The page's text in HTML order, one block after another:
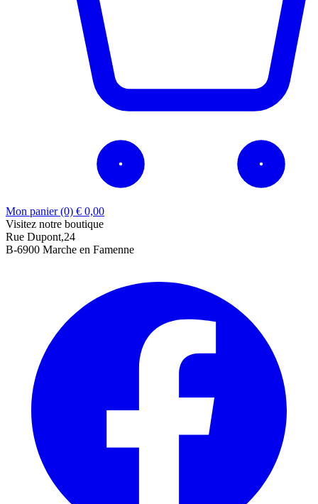
Mon panier (0) € 0,00
Visitez notre boutique
Rue Dupont,24
B-6900 Marche en Famenne